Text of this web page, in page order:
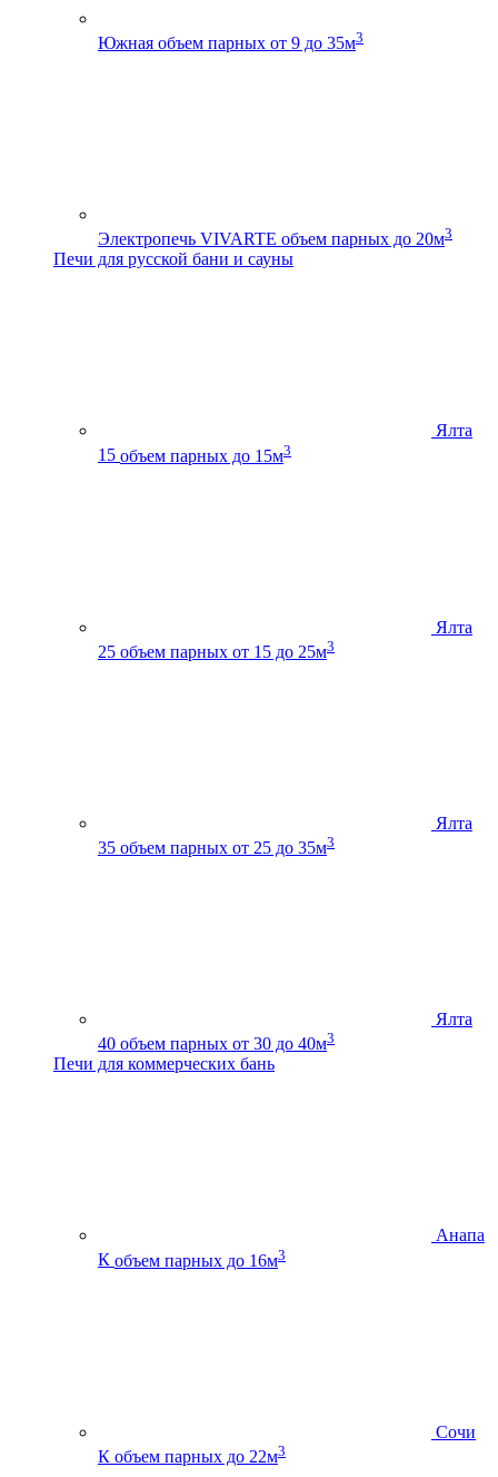
Южная объем парных от 9 до 35м3
Электропечь VIVARTE объем парных до 20м3
Печи для русской бани и сауны
Ялта
15 объем парных до 15м3
Ялта
25 объем парных от 15 до 25м3
Ялта
35 объем парных от 25 до 35м3
Ялта
40 объем парных от 30 до 40м3
Печи для коммерческих бань
Анапа
К объем парных до 16м3
Сочи
К объем парных до 22м3